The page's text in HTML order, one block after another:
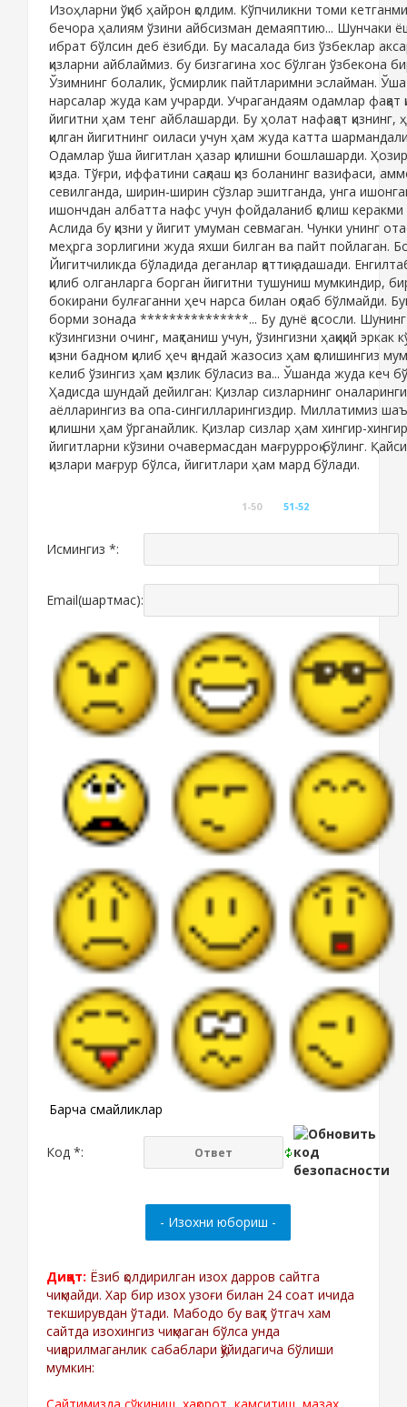
Изоҳларни ўқиб ҳайрон қолдим. Кўпчиликни томи
бечора ҳалиям ўзини айбсизман демаяптию... Шунчаки
ибрат бўлсин деб ёзибди. Бу масалада биз ўзбеклар
қизларни айблаймиз. бу бизгагина хос бўлган ўзбекона
Ўзимнинг болалик, ўсмирлик пайтларимни эслайман.
нарсалар жуда кам учрарди. Учрагандаям одамлар фақат
йигитни ҳам тенг айблашарди. Бу ҳолат нафақат
қилган йигитнинг оиласи учун ҳам жуда катта
Одамлар ўша йигитлан ҳазар қилишни бошлашарди.
қизда. Тўғри, иффатини сақлаш қиз боланинг вазифаси,
севилганда, ширин-ширин сўзлар эшитганда, унга
ишончдан албатта нафс учун фойдаланиб қолиш керакми
Аслида бу қизни у йигит умуман севмаган. Чунки унинг
меҳрга зорлигини жуда яхши билган ва пайт пойлаган.
Йигитчиликда бўладида деганлар қаттиқ адашади.
қилиб олганларга борган йигитни тушуниш мумкиндир,
бокирани булғаганни ҳеч нарса билан оқлаб бўлмайди.
борми зонада ***************... Бу дунё қасосли. Шунинг
кўзингизни очинг, мақтаниш учун, ўзингизни ҳақиқий эркак
қизни бадном қилиб ҳеч қандай жазосиз ҳам қолишингиз
келиб ўзингиз ҳам қизлик бўласиз ва... Ўшанда жуда кеч
Ҳадисда шундай дейилган: Қизлар сизларнинг
аёлларингиз ва опа-сингилларингиздир. Миллатимиз
қилишни ҳам ўрганайлик. Қизлар сизлар ҳам хингир-хингир
йигитларни кўзини очавермасдан мағрурроқ бўлинг.
қизлари мағрур бўлса, йигитлари ҳам мард бўлади.
1-50 51-52
Исмингиз *:
Email(шартмас):
Барча смайликлар
Код *:
Диққат: Ёзиб қолдирилган изох дарров сайтга
чиқмайди. Хар бир изох узоғи билан 24 соат ичида
текширувдан ўтади. Мабодо бу вақт ўтгач хам
сайтда изохингиз чиқмаган бўлса унда
чиқарилмаганлик сабаблари қўйидагича бўлиши
мумкин: